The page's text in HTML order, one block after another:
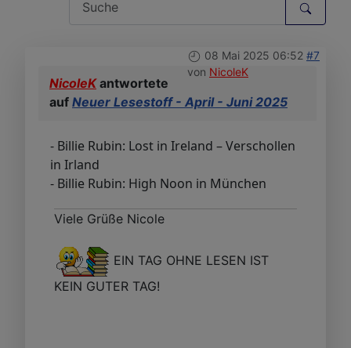
08 Mai 2025 06:52 #7
von NicoleK
NicoleKantwortete
auf Neuer Lesestoff - April - Juni 2025
- Billie Rubin: Lost in Ireland – Verschollen
in Irland
- Billie Rubin: High Noon in München
Viele Grüße Nicole
EIN TAG OHNE LESEN IST
KEIN GUTER TAG!